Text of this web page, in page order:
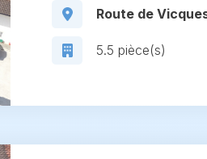
Route de
5.5 pièce(s)